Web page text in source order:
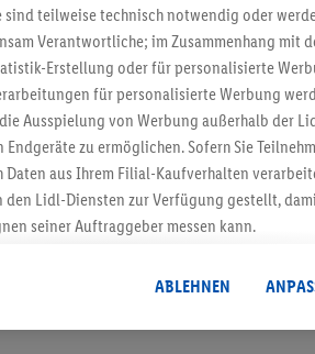
5.95 € Versand
Jetzt zum Newsletter
Gutschein
teilweise technisch notwendig oder
Verantwortliche; im Zusammenhang mit
Erstellung oder für personalisierte
für personalisierte Werbung
Ausspielung von Werbung außerhalb der
zu ermöglichen. Sofern Sie
aus Ihrem Filial-Kaufverhalten
Lidl-Diensten zur Verfügung gestellt,
seiner Auftraggeber messen kann.
von Daten (z.B. über Ihre
aus Ihrem Kundenkonto - z.B. Alter oder
Endgeräte und Lidl-Dienste hinweg
ABLEHNEN